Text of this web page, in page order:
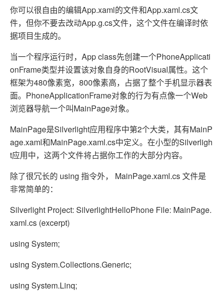
你可以很自由的编辑App.xaml的文件和App.xaml.cs文
件，但你不要去改动App.g.cs文件，这个文件在编译时依
据项目生成的。
当一个程序运行时，App class先创建一个PhoneApplicati
onFrame类型并设置该对象自身的RootVisual属性。这个
框架为480像素宽，800像素高，占据了整个手机显示器表
面。PhoneApplicationFrame对象的行为有点像一个Web
浏览器导航一个叫MainPage对象。
MainPage是Silverlight应用程序中第2个大类，其有MainP
age.xaml和MainPage.xaml.cs中定义。在小型的Silverligh
t应用中，这两个文件将占据你工作的大部分内容。
除了很冗长的 using 指令外， MainPage.xaml.cs 文件是
非常简单的：
Silverlight Project: SilverlightHelloPhone File: MainPage.
xaml.cs (excerpt)
using System;
using System.Collections.Generic;
using System.Linq;